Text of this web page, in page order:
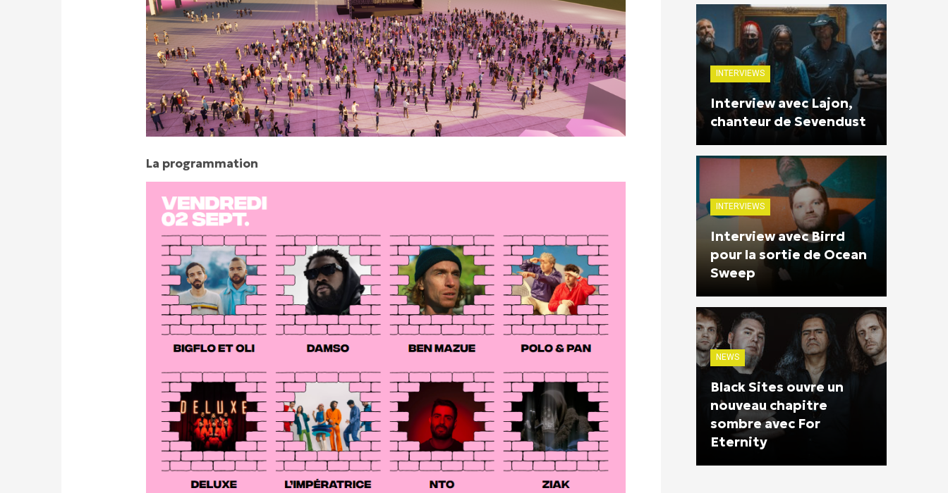
La programmation
INTERVIEWS
Interview avec Lajon,
chanteur de Sevendust
INTERVIEWS
Interview avec Birrd
pour la sortie de Ocean
Sweep
NEWS
Black Sites ouvre un
nouveau chapitre
sombre avec For
Eternity